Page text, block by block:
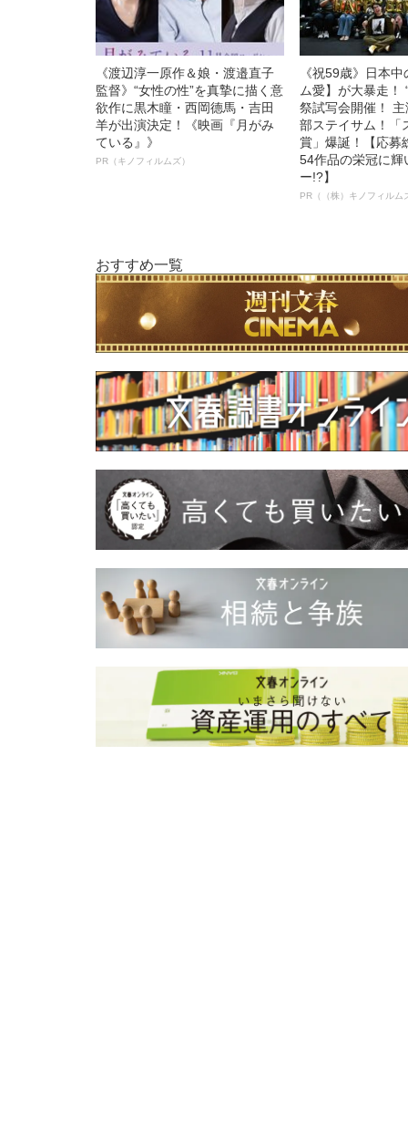
《渡辺淳一原作＆娘・渡邉直子
監督》“女性の性”を真摯に描く意
欲作に黒木瞳・西岡德馬・吉田
羊が出演決定！《映画『月がみ
ている』》
PR（キノフィルムズ）
《祝59歳》日本
ム愛】が大暴走！
祭試写会開催！
部ステイサム！「
賞」爆誕！【応募
54作品の栄冠に輝
ー!?】
PR（（株）キノフィルム
おすすめ一覧